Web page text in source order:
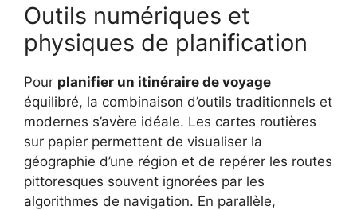
Outils numériques et
physiques de planification
Pour planifier un itinéraire de voyage
équilibré, la combinaison d’outils traditionnels et
modernes s’avère idéale. Les cartes routières
sur papier permettent de visualiser la
géographie d’une région et de repérer les routes
pittoresques souvent ignorées par les
algorithmes de navigation. En parallèle,